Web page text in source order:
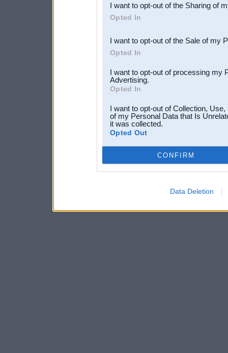
Downstream Participants
third parties.
I want to opt-out of the Sharing of
Opted In
I want to opt-out of the Sale of my
Opted In
I want to opt-out of processing my
Advertising.
Opted In
I want to opt-out of Collection,
of my Personal Data that Is
it was collected.
Opted Out
CONFIRM
Data Deletion